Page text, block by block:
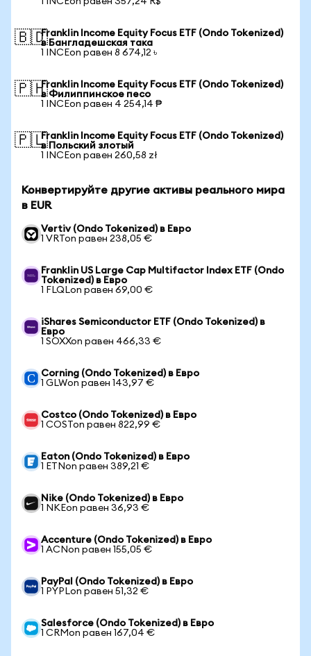
🇧🇩Franklin Income Equity Focus ETF (Ondo Tokenized)
в Бангладешская така
1 INCEon равен 8 674,12 ৳
🇵🇭Franklin Income Equity Focus ETF (Ondo Tokenized)
в Филиппинское песо
1 INCEon равен 4 254,14 ₱
🇵🇱Franklin Income Equity Focus ETF (Ondo Tokenized)
в Польский злотый
1 INCEon равен 260,58 zł
Конвертируйте другие активы реального мира
в EUR
Vertiv (Ondo Tokenized) в Евро
1 VRTon равен 238,05 €
Franklin US Large Cap Multifactor Index ETF (Ondo
Tokenized) в Евро
1 FLQLon равен 69,00 €
iShares Semiconductor ETF (Ondo Tokenized) в
Евро
1 SOXXon равен 466,33 €
Corning (Ondo Tokenized) в Евро
1 GLWon равен 143,97 €
Costco (Ondo Tokenized) в Евро
1 COSTon равен 822,99 €
Eaton (Ondo Tokenized) в Евро
1 ETNon равен 389,21 €
Nike (Ondo Tokenized) в Евро
1 NKEon равен 36,93 €
Accenture (Ondo Tokenized) в Евро
1 ACNon равен 155,05 €
PayPal (Ondo Tokenized) в Евро
1 PYPLon равен 51,32 €
Salesforce (Ondo Tokenized) в Евро
1 CRMon равен 167,04 €